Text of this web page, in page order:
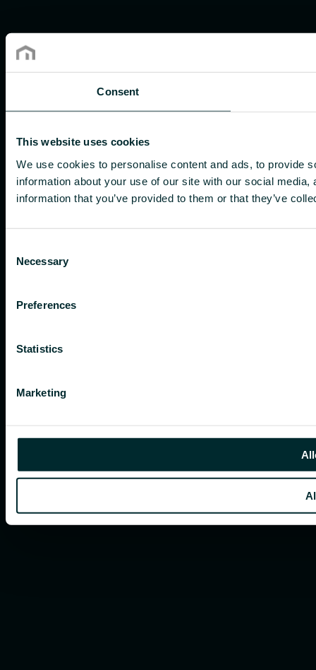
Consent
This website uses cookies
We use cookies to personalise content and ads, to provide
information about your use of our site with our social
information that you’ve provided to them or that they’ve
Selection
Necessary
Preferences
Statistics
Marketing